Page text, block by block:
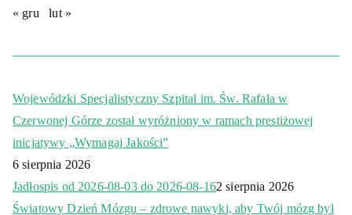
« gru lut »
Wojewódzki Specjalistyczny Szpital im. Św. Rafała w
Czerwonej Górze został wyróżniony w ramach prestiżowej
inicjatywy „Wymagaj Jakości”
6 sierpnia 2026
Jadłospis od 2026-08-03 do 2026-08-162 sierpnia 2026
Światowy Dzień Mózgu – zdrowe nawyki, aby Twój mózg był